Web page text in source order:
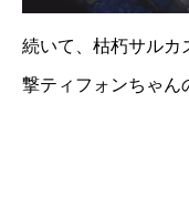
続いて、枯朽サルカ
撃ティフォンちゃん